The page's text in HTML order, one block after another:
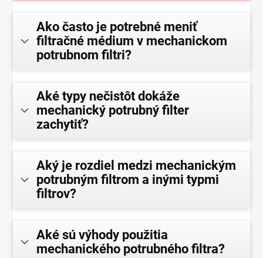
Ako často je potrebné meniť
filtračné médium v mechanickom
potrubnom filtri?
Aké typy nečistôt dokáže
mechanický potrubný filter
zachytiť?
Aký je rozdiel medzi mechanickým
potrubným filtrom a inými typmi
filtrov?
Aké sú výhody použitia
mechanického potrubného filtra?